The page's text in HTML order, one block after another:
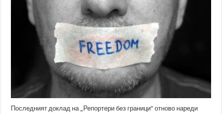
е
начинът
да
имаме
свобода
на
словото
Последният доклад на „Репортери без граници“ отново нареди